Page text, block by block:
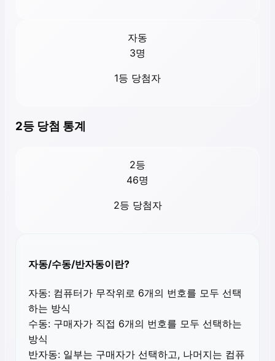
자동
3명
1등 당첨자
2등 당첨 통계
2등
46명
2등 당첨자
자동/수동/반자동이란?
자동: 컴퓨터가 무작위로 6개의 번호를 모두 선택
하는 방식
수동: 구매자가 직접 6개의 번호를 모두 선택하는
방식
반자동: 일부는 구매자가 선택하고, 나머지는 컴퓨